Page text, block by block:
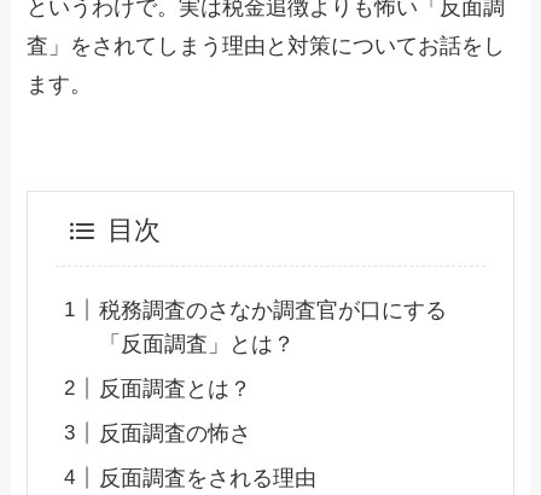
というわけで。実は税金追徴よりも怖い「反面調
査」をされてしまう理由と対策についてお話をし
ます。
目次
税務調査のさなか調査官が口にする
「反面調査」とは？
反面調査とは？
反面調査の怖さ
反面調査をされる理由